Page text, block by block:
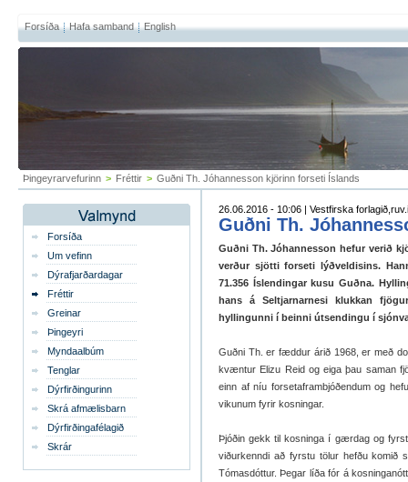
Forsíða Hafa samband English
Þingeyrarvefurinn > Fréttir > Guðni Th. Jóhannesson kjörinn forseti Íslands
Forsíða
Um vefinn
Dýrafjarðardagar
Fréttir
Greinar
Þingeyri
Myndaalbúm
Tenglar
Dýrfirðingurinn
Skrá afmælisbarn
Dýrfirðingafélagið
Skrár
26.06.2016 - 10:06 | Vestfirska
Guðni Th.
Guðni Th. Jóhannesson hefur verið
verður sjötti forseti lýðveldisins.
71.356 Íslendingar kusu Guðna.
hans á Seltjarnarnesi klukkan
hyllingunni í beinni útsendingu í
Guðni Th. er fæddur árið 1968, er með
kvæntur Elizu Reid og eiga þau saman
einn af níu forsetaframbjóðendum og
vikunum fyrir kosningar.
Þjóðin gekk til kosninga í gærdag og
viðurkenndi að fyrstu tölur hefðu komið
Tómasdóttur. Þegar líða fór á